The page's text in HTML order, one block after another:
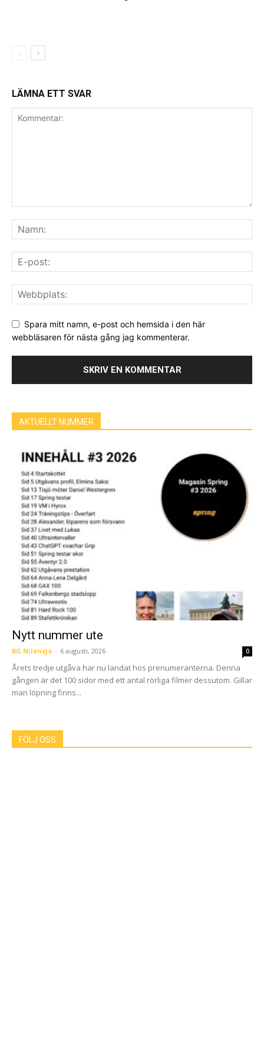
LÄMNA ETT SVAR
Spara mitt namn, e-post och hemsida i den här
webbläsaren för nästa gång jag kommenterar.
AKTUELLT NUMMER
Nytt nummer ute
BG Nilensjö - 6 augusti, 2026 0
Årets tredje utgåva har nu landat hos prenumeranterna. Denna
gången är det 100 sidor med ett antal rörliga filmer dessutom. Gillar
man löpning finns...
FÖLJ OSS